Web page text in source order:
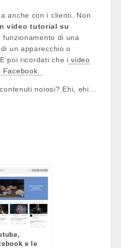
anche con i clienti. Non
video tutorial su
funzionamento di una
un apparecchio o
poi ricordati che i video
noiosi? Ehi, ehi…
e le